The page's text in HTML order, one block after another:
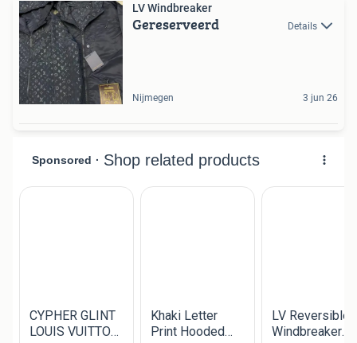
LV Windbreaker
Gereserveerd Details
Nijmegen 3 jun 26